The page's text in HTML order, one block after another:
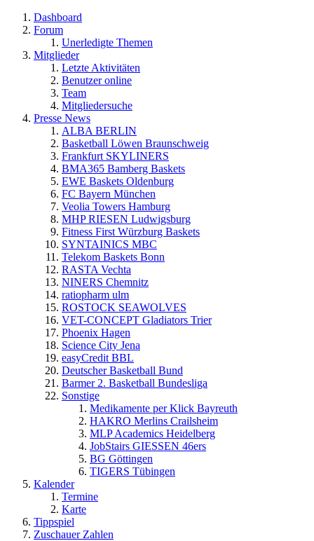
Dashboard
Forum
Unerledigte Themen
Mitglieder
Letzte Aktivitäten
Benutzer online
Team
Mitgliedersuche
Presse News
ALBA BERLIN
Basketball Löwen Braunschweig
Frankfurt SKYLINERS
BMA365 Bamberg Baskets
EWE Baskets Oldenburg
FC Bayern München
Veolia Towers Hamburg
MHP RIESEN Ludwigsburg
Fitness First Würzburg Baskets
SYNTAINICS MBC
Telekom Baskets Bonn
RASTA Vechta
NINERS Chemnitz
ratiopharm ulm
ROSTOCK SEAWOLVES
VET-CONCEPT Gladiators Trier
Phoenix Hagen
Science City Jena
easyCredit BBL
Deutscher Basketball Bund
Barmer 2. Basketball Bundesliga
Sonstige
Medikamente per Klick Bayreuth
HAKRO Merlins Crailsheim
MLP Academics Heidelberg
JobStairs GIESSEN 46ers
BG Göttingen
TIGERS Tübingen
Kalender
Termine
Karte
Tippspiel
Zuschauer Zahlen